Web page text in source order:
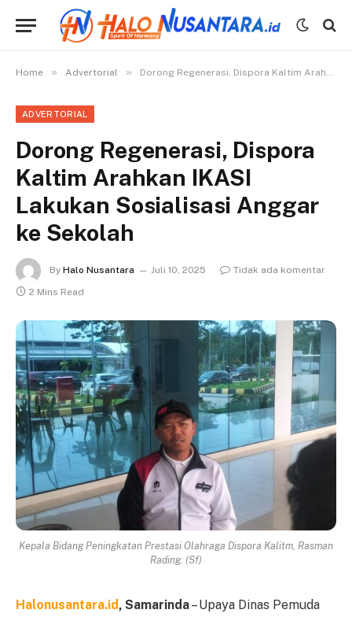
Home » Advertorial » Dorong Regenerasi, Dispora Kaltim Arahkan IKASI Lakukan Sosialisasi Anggar ke Sekolah
ADVERTORIAL
Dorong Regenerasi, Dispora
Kaltim Arahkan IKASI
Lakukan Sosialisasi Anggar
ke Sekolah
By Halo Nusantara Juli 10, 2025
Tidak ada komentar
2 Mins Read
Kepala Bidang Peningkatan Prestasi Olahraga Dispora Kalitm, Rasman
Rading. (Sf)
Halonusantara.id, Samarinda– Upaya Dinas Pemuda